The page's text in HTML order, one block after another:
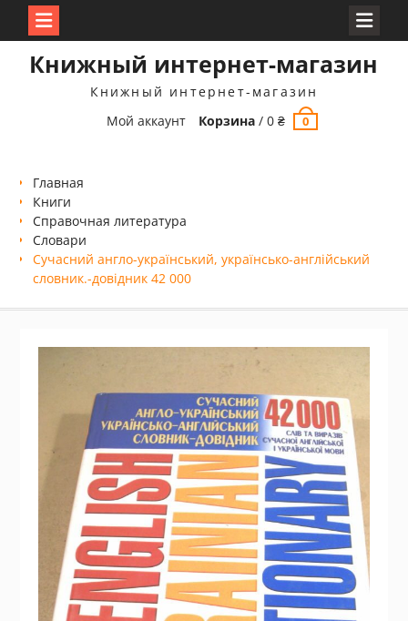
Книжный интернет-магазин
Книжный интернет-магазин
Мой аккаунт
Корзина /0₴ 0
Главная
Книги
Справочная литература
Словари
Сучасний англо-український, українсько-англійський
словник.-довідник 42 000